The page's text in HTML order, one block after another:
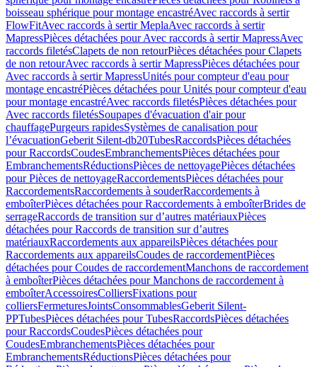
boisseau sphérique pour montage encastréAvec raccords à sertir
FlowFitAvec raccords à sertir MeplaAvec raccords à sertir
MapressPièces détachées pour Avec raccords à sertir MapressAvec
raccords filetésClapets de non retourPièces détachées pour Clapets
de non retourAvec raccords à sertir MapressPièces détachées pour
Avec raccords à sertir MapressUnités pour compteur d'eau pour
montage encastréPièces détachées pour Unités pour compteur d'eau
pour montage encastréAvec raccords filetésPièces détachées pour
Avec raccords filetésSoupapes d'évacuation d'air pour
chauffagePurgeurs rapidesSystèmes de canalisation pour
l’évacuationGeberit Silent-db20TubesRaccordsPièces détachées
pour RaccordsCoudesEmbranchementsPièces détachées pour
EmbranchementsRéductionsPièces de nettoyagePièces détachées
pour Pièces de nettoyageRaccordementsPièces détachées pour
RaccordementsRaccordements à souderRaccordements à
emboîterPièces détachées pour Raccordements à emboîterBrides de
serrageRaccords de transition sur d’autres matériauxPièces
détachées pour Raccords de transition sur d’autres
matériauxRaccordements aux appareilsPièces détachées pour
Raccordements aux appareilsCoudes de raccordementPièces
détachées pour Coudes de raccordementManchons de raccordement
à emboîterPièces détachées pour Manchons de raccordement à
emboîterAccessoiresColliersFixations pour
colliersFermeturesJointsConsommablesGeberit Silent-
PPTubesPièces détachées pour TubesRaccordsPièces détachées
pour RaccordsCoudesPièces détachées pour
CoudesEmbranchementsPièces détachées pour
EmbranchementsRéductionsPièces détachées pour